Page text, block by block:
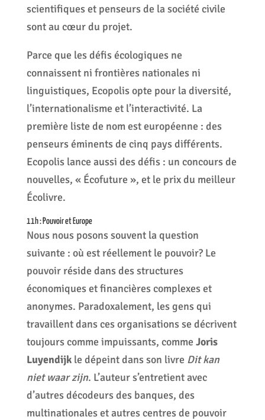
scientifiques et penseurs de la société civile
sont au cœur du projet.
Parce que les défis écologiques ne
connaissent ni frontières nationales ni
linguistiques, Ecopolis opte pour la diversité,
l’internationalisme et l’interactivité. La
première liste de nom est européenne : des
penseurs éminents de cinq pays différents.
Ecopolis lance aussi des défis : un concours de
nouvelles, « Écofuture », et le prix du meilleur
Écolivre.
11h : Pouvoir et Europe
Nous nous posons souvent la question
suivante : où est réellement le pouvoir? Le
pouvoir réside dans des structures
économiques et financières complexes et
anonymes. Paradoxalement, les gens qui
travaillent dans ces organisations se décrivent
toujours comme impuissants, comme Joris
Luyendijkle dépeint dans son livre Dit kan
niet waar zijn. L’auteur s’entretient avec
d’autres décodeurs des banques, des
multinationales et autres centres de pouvoir